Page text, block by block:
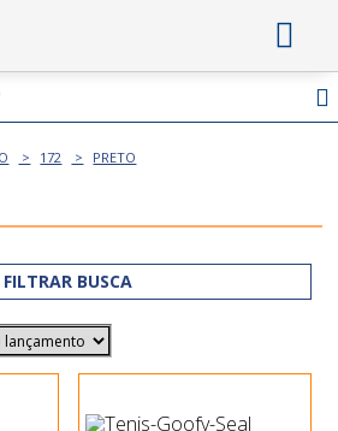
172 PRETO
FILTRAR BUSCA